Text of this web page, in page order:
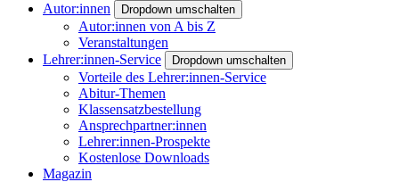
Autor:innen
Dropdown umschalten
Autor:innen von A bis Z
Veranstaltungen
Lehrer:innen-Service
Dropdown umschalten
Vorteile des Lehrer:innen-Service
Abitur-Themen
Klassensatzbestellung
Ansprechpartner:innen
Lehrer:innen-Prospekte
Kostenlose Downloads
Magazin